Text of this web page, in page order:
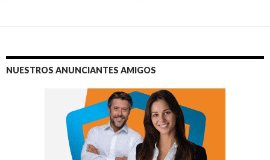
NUESTROS ANUNCIANTES AMIGOS